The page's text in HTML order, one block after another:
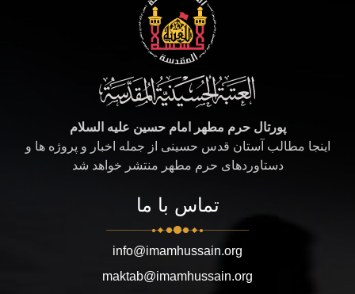
پورتال حرم مطهر امام حسین علیه السلام
اینجا مطالب آستان قدس حسینی از جمله اخبار و پروژه ها و
دستاوردهای حرم مطهر منتشر خواهد شد
تماس با ما
info@imamhussain.org
maktab@imamhussain.org